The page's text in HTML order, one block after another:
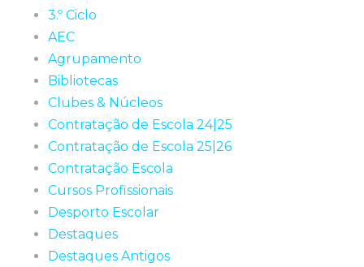
3.º Ciclo
AEC
Agrupamento
Bibliotecas
Clubes & Núcleos
Contratação de Escola 24|25
Contratação de Escola 25|26
Contratação Escola
Cursos Profissionais
Desporto Escolar
Destaques
Destaques Antigos